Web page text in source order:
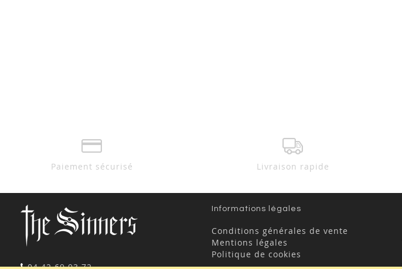
Paiement sécurisé Livraison rapide
04 42 69 93 72
Informations légales
Conditions générales de vente
Mentions légales
Politique de cookies